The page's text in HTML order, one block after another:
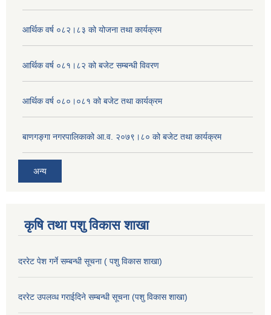
आर्थिक वर्ष ०८२।८३ को योजना तथा कार्यक्रम
आर्थिक वर्ष ०८१।८२ को बजेट सम्बन्धी विवरण
आर्थिक वर्ष ०८०।०८१ को बजेट तथा कार्यक्रम
बाणगङ्गा नगरपालिकाको आ.व. २०७९।८० को बजेट तथा कार्यक्रम
अन्य
कृषि तथा पशु विकास शाखा
दररेट पेश गर्ने सम्बन्धी सूचना ( पशु विकास शाखा)
दररेट उपलव्ध गराईदिने सम्बन्धी सूचना (पशु विकास शाखा)